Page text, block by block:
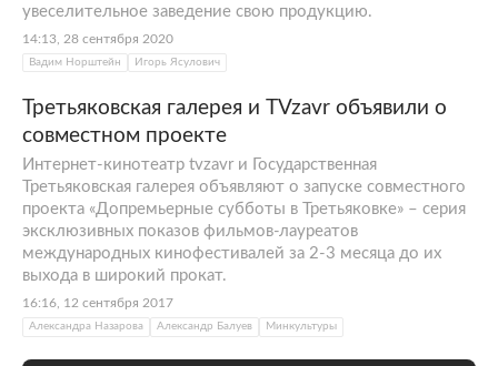
увеселительное заведение свою продукцию.
14:13, 28 сентября 2020
Вадим Норштейн Игорь Ясулович
Третьяковская галерея и TVzavr объявили о
совместном проекте
Интернет-кинотеатр tvzavr и Государственная
Третьяковская галерея объявляют о запуске совместного
проекта «Допремьерные субботы в Третьяковке» – серия
эксклюзивных показов фильмов-лауреатов
международных кинофестивалей за 2-3 месяца до их
выхода в широкий прокат.
16:16, 12 сентября 2017
Александра Назарова Александр Балуев Минкультуры